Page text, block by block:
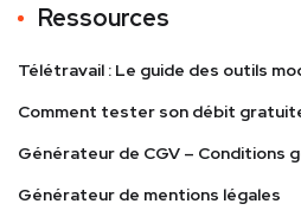
Ressources
Télétravail : Le guide des outils
Comment tester son débit
Générateur de CGV – Conditions
Générateur de mentions légales